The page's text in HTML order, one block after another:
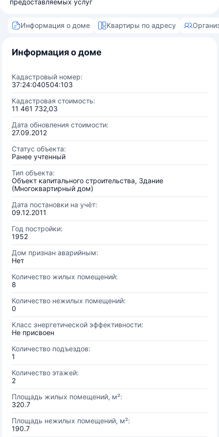
предоставляемых услуг
Информация о доме Квартиры по адресу
Информация о доме
Кадастровый номер:
37:24:040504:103
Кадастровая стоимость:
11 461 732,03
Дата обновления стоимости:
27.09.2012
Статус объекта:
Ранее учтенный
Тип объекта:
Объект капитального строительства, Здание
(Многоквартирный дом)
Дата постановки на учёт:
09.12.2011
Год постройки:
1952
Дом признан аварийным:
Нет
Количество жилых помещений:
8
Количество нежилых помещений:
0
Класс энергетической эффективности:
Не присвоен
Количество подъездов:
1
Количество этажей:
2
Площадь жилых помещений, м²:
320.7
Площадь нежилых помещений, м²:
190.7